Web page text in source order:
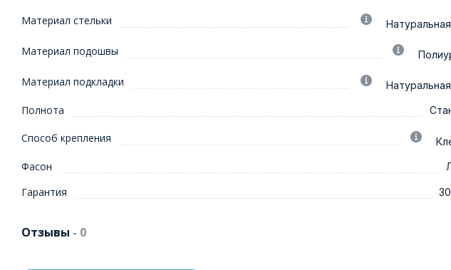
Материал стельки
Материал подошвы
Материал подкладки
Полнота
Способ крепления
Фасон
Гарантия
Отзывы - 0